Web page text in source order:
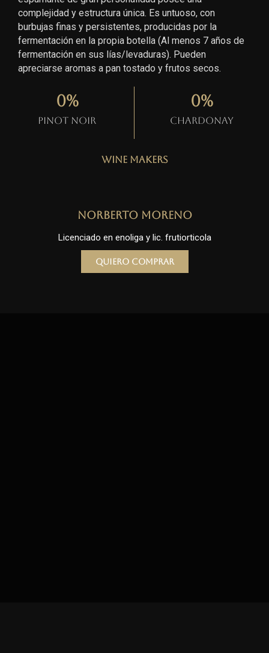
complejidad y estructura única. Es untuoso, con
burbujas finas y persistentes, producidas por la
fermentación en la propia botella (Al menos 7 años de
fermentación en sus lías/levaduras). Pueden
apreciarse aromas a pan tostado y frutos secos.
Pinot Noir
0%
Chardonay
0%
Wine Makers
Norberto Moreno
Licenciado en enoliga y lic. frutiorticola
Quiero comprar